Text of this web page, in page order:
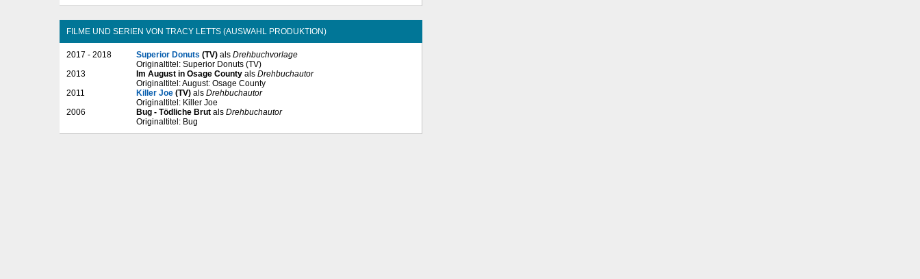
FILME UND SERIEN VON TRACY LETTS (AUSWAHL PRODUKTION)
2017 - 2018 Superior Donuts (TV) als Drehbuchvorlage
Originaltitel: Superior Donuts (TV)
2013
Im August in Osage County als Drehbuchautor
Originaltitel: August: Osage County
2011
Killer Joe (TV) als Drehbuchautor
Originaltitel: Killer Joe
2006
Bug - Tödliche Brut als Drehbuchautor
Originaltitel: Bug